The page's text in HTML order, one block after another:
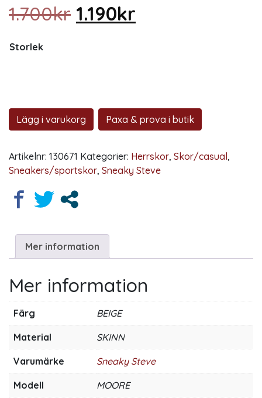
1.700kr Det ursprungliga
1.190kr
Storlek
Lägg i varukorg Paxa & prova i butik
Artikelnr: 130671 Kategorier: Herrskor, Skor/casual,
Sneakers/sportskor, Sneaky Steve
Mer information
Mer information
Färg BEIGE
Material SKINN
Varumärke Sneaky Steve
Modell MOORE